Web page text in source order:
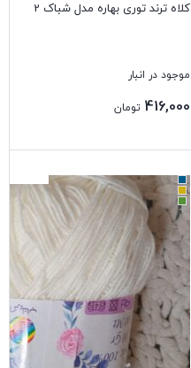
کلاه‌ ترند توری بهاره مدل شباک 2
موجود در انبار
416,000 تومان
+